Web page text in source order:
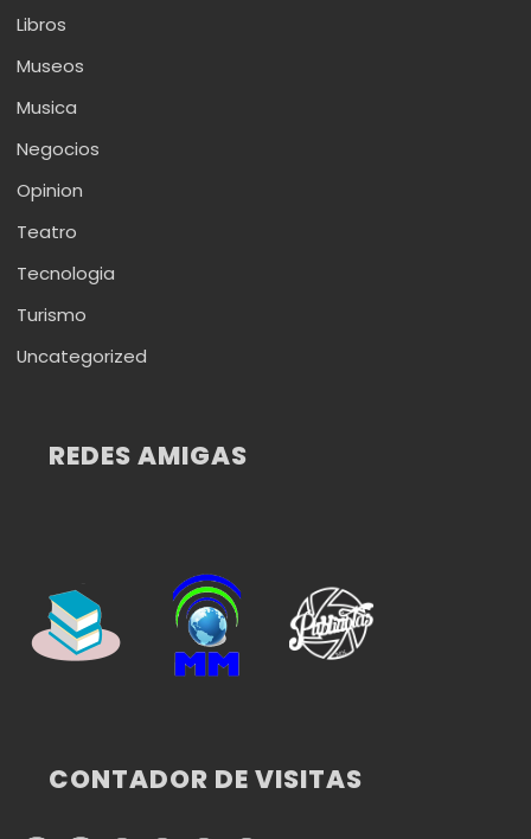
Libros
Museos
Musica
Negocios
Opinion
Teatro
Tecnologia
Turismo
Uncategorized
REDES AMIGAS
CONTADOR DE VISITAS